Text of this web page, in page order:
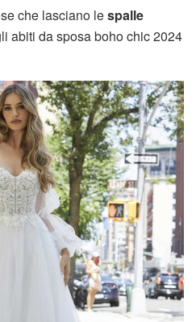
che lasciano lespalle
abiti da sposa boho chic 2024